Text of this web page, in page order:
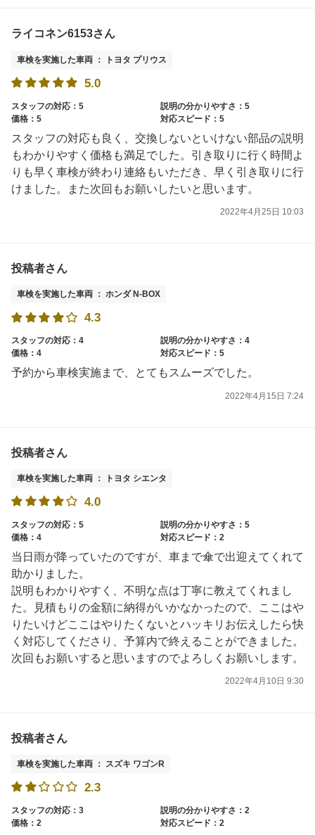
ライコネン6153さん
車検を実施した車両 ： トヨタ プリウス
5.0
スタッフの対応：5
説明の分かりやすさ：5
価格：5
対応スピード：5
スタッフの対応も良く、交換しないといけない部品の説明
もわかりやすく価格も満足でした。引き取りに行く時間よ
りも早く車検が終わり連絡もいただき、早く引き取りに行
けました。また次回もお願いしたいと思います。
2022年4月25日 10:03
投稿者さん
車検を実施した車両 ： ホンダ N-BOX
4.3
スタッフの対応：4
説明の分かりやすさ：4
価格：4
対応スピード：5
予約から車検実施まで、とてもスムーズでした。
2022年4月15日 7:24
投稿者さん
車検を実施した車両 ： トヨタ シエンタ
4.0
スタッフの対応：5
説明の分かりやすさ：5
価格：4
対応スピード：2
当日雨が降っていたのですが、車まで傘で出迎えてくれて
助かりました。
説明もわかりやすく、不明な点は丁寧に教えてくれまし
た。見積もりの金額に納得がいかなかったので、ここはや
りたいけどここはやりたくないとハッキリお伝えしたら快
く対応してくださり、予算内で終えることができました。
次回もお願いすると思いますのでよろしくお願いします。
2022年4月10日 9:30
投稿者さん
車検を実施した車両 ： スズキ ワゴンR
2.3
スタッフの対応：3
説明の分かりやすさ：2
価格：2
対応スピード：2